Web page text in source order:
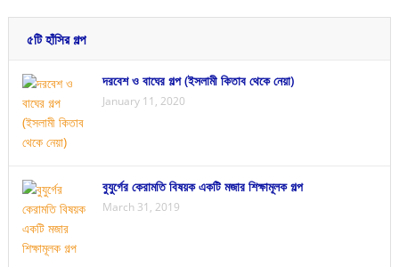
৫টি হাঁসির গল্প
দরবেশ ও বাঘের গল্প (ইসলামী কিতাব থেকে নেয়া)
January 11, 2020
বুযুর্গের কেরামতি বিষয়ক একটি মজার শিক্ষামূলক গল্প
March 31, 2019